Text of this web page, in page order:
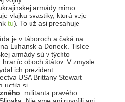
armády mimo
vlajku svastiky, ktorá veje
tu). To už asi presahuje
je v táboroch a čaká na
Luhansk a Doneck. Tisíce
armády sú v týchto
hraníc oboch štátov. V zmysle
ich prezident.
USA Brittany Stewart
uctila si
militanta pravého